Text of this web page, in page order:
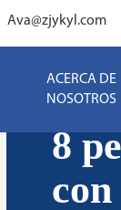
Ava@zjykyl.com
ACERCA DE
NOSOTROS
8